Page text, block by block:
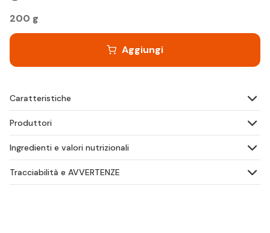
200 g
Aggiungi
Caratteristiche
Produttori
Ingredienti e valori nutrizionali
Tracciabilità e AVVERTENZE